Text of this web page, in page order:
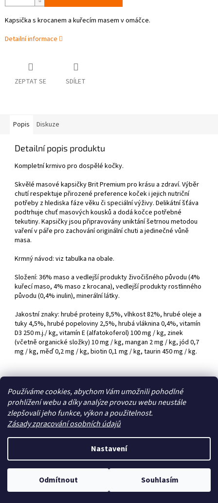
Používáme cookies, abychom Vám umožnili pohodlné
prohlížení webu a díky analýze provozu webu neustále
zlepšovali jeho funkce, výkon a použitelnost.
Zásady zpracování osobních údajů
Nastavení
Odmítnout Souhlasím
Kapsička s krocanem a kuřecím masem v omáčce.
Detailní informace
ZEPTAT SE SDÍLET
Popis Diskuze
Detailní popis produktu
Kompletní krmivo pro dospělé kočky.
Skvělé masové kapsičky Brit Premium pro krásu a zdraví. Výběr
chutí respektuje přirozené preference koček i jejich nutriční
potřeby z hlediska fáze věku či speciální výživy. Delikátní šťáva
podtrhuje chuť masových kousků a dodá kočce potřebné
tekutiny. Kapsičky jsou připravovány uniktání šetrnou metodou
vaření v páře pro zachování originální chuti a jedinečné vůně
masa.
Krmný návod: viz tabulka na obale.
Složení: 36% maso a vedlejší produkty živočišného původu (4%
kuřecí maso, 4% maso z krocana), vedlejší produkty rostlinného
původu (0,4% inulin), minerální látky.
Jakostní znaky: hrubé proteiny 8,5%, vlhkost 82%, hrubé oleje a
tuky 4,5%, hrubé popeloviny 2,5%, hrubá vláknina 0,4%, vitamín
D3 250 m.j./ kg, vitamín E (alfatokoferol) 100 mg / kg, zinek
(včetně organické složky) 10 mg / kg, mangan 2 mg / kg, jód 0,7
mg / kg, měď 0,2 mg / kg, biotin 0,1 mg / kg, taurin 450 mg / kg.
Zboží.cz Heureka.cz
Vytvořil Shoptet
Copyright 2026 . Všechna práva vyhrazena.